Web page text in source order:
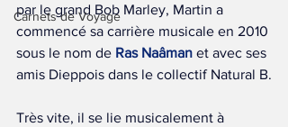
Carnets de Voyage
par le grand Bob Marley, Martin a
commencé sa carrière musicale en 2010
sous le nom de Ras Naâman et avec ses
amis Dieppois dans le collectif Natural B.
Très vite, il se lie musicalement à